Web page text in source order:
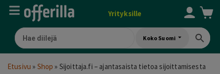
Yrityksille
Koko Suomi
Etusivu » Shop » Sijoittaja.fi – ajantasaista tietoa sijoittamisesta